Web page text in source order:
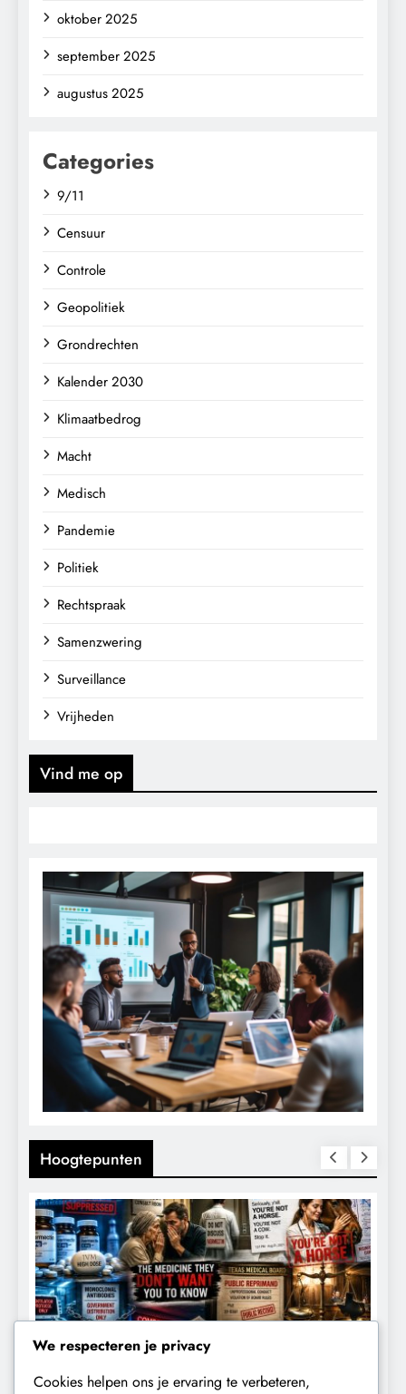
oktober 2025
september 2025
augustus 2025
Categories
9/11
Censuur
Controle
Geopolitiek
Grondrechten
Kalender 2030
Klimaatbedrog
Macht
Medisch
Pandemie
Politiek
Rechtspraak
Samenzwering
Surveillance
Vrijheden
Vind me op
Hoogtepunten
CENSUUR CONTROLE
We respecteren je privacy
Cookies helpen ons je ervaring te verbeteren,